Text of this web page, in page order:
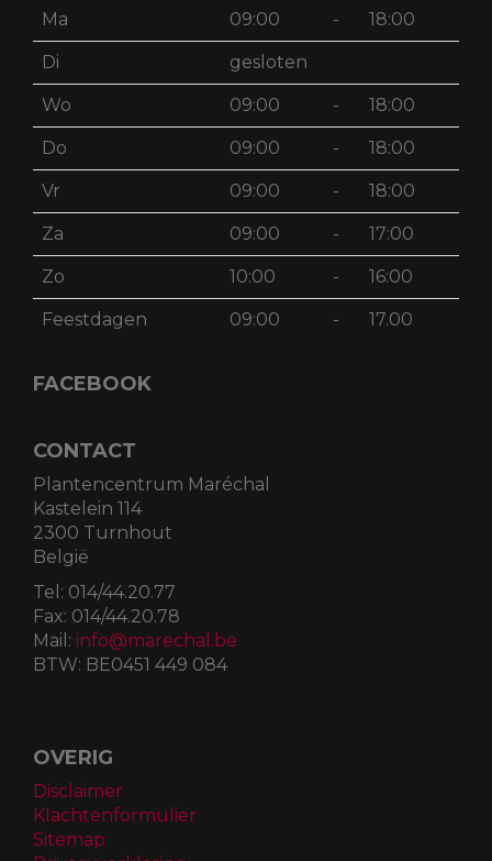
Ma 09:00 - 18:00
Di gesloten
Wo 09:00 - 18:00
Do 09:00 - 18:00
Vr 09:00 - 18:00
Za 09:00 - 17:00
Zo 10:00 - 16:00
Feestdagen 09:00 - 17.00
FACEBOOK
CONTACT
Plantencentrum Maréchal
Kastelein 114
2300 Turnhout
België
Tel: 014/44.20.77
Fax: 014/44.20.78
Mail: info@marechal.be
BTW: BE0451 449 084
OVERIG
Disclaimer
Klachtenformulier
Sitemap